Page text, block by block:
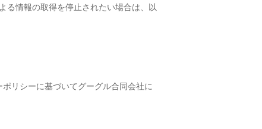
る情報の取得を停止されたい場合は、以
リシーに基づいてグーグル合同会社に